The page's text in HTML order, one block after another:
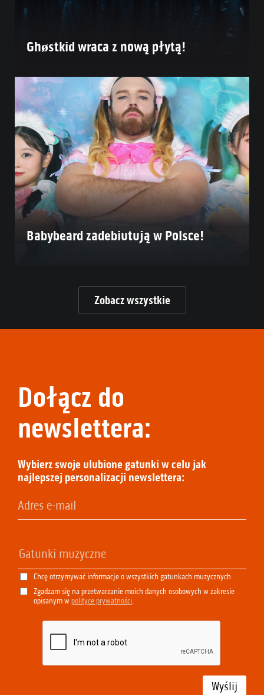
Ghøstkid wraca z nową płytą!
Babybeard zadebiutują w Polsce!
Zobacz wszystkie
Dołącz do
newslettera:
Wybierz swoje ulubione gatunki w celu jak
najlepszej personalizacji newslettera:
Chcę otrzymywać informacje o wszystkich gatunkach muzycznych
Zgadzam się na przetwarzanie moich danych osobowych w zakresie
opisanym w polityce prywatności.
Wyślij